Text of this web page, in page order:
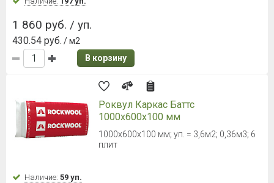
1 860 руб. / уп.
430.54 руб. / м2
В корзину
Роквул Каркас Баттс
1000х600х100 мм
1000х600х100 мм; уп. = 3,6м2; 0,36м3; 6
плит
Наличие: 59 уп.